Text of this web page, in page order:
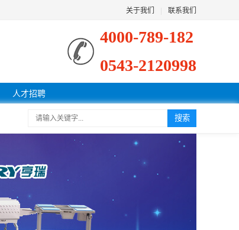
关于我们 联系我们
4000-789-182
0543-2120998
人才招聘
搜索